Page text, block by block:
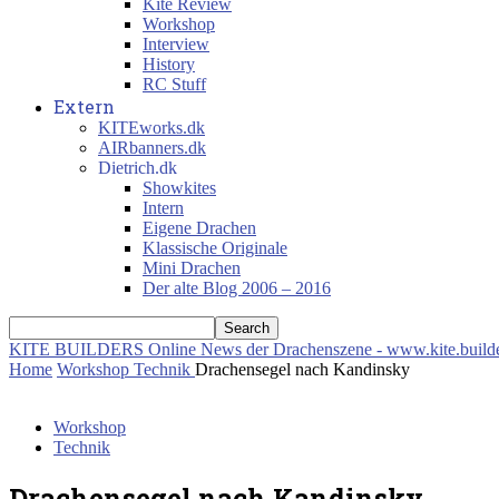
Kite Review
Workshop
Interview
History
RC Stuff
Extern
KITEworks.dk
AIRbanners.dk
Dietrich.dk
Showkites
Intern
Eigene Drachen
Klassische Originale
Mini Drachen
Der alte Blog 2006 – 2016
KITE BUILDERS Online News der Drachenszene -
Home Workshop Technik Drachensegel nach Kandinsky
Workshop
Technik